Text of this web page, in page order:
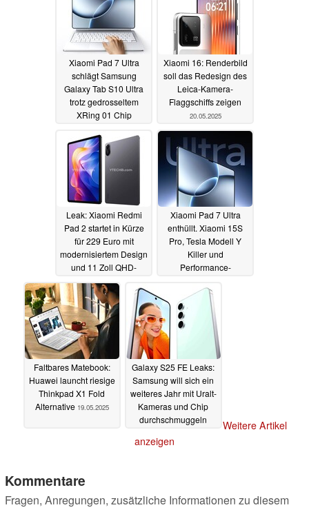
Xiaomi Pad 7 Ultra
schlägt Samsung
Galaxy Tab S10 Ultra
trotz gedrosseltem
XRing 01 Chip
Xiaomi 16: Renderbild
soll das Redesign des
Leica-Kamera-
Flaggschiffs zeigen
20.05.2025
Leak: Xiaomi Redmi
Pad 2 startet in Kürze
für 229 Euro mit
modernisiertem Design
und 11 Zoll QHD-
20.05.2025
Xiaomi Pad 7 Ultra
enthüllt. Xiaomi 15S
Pro, Tesla Modell Y
Killer und
Performance-
Launchtermin
Faltbares Matebook:
Huawei launcht riesige
Thinkpad X1 Fold
Alternative 19.05.2025
Galaxy S25 FE Leaks:
Samsung will sich ein
weiteres Jahr mit Uralt-
Kameras und Chip
durchschmuggeln
Weitere Artikel
anzeigen
Kommentare
Fragen, Anregungen, zusätzliche Informationen zu diesem